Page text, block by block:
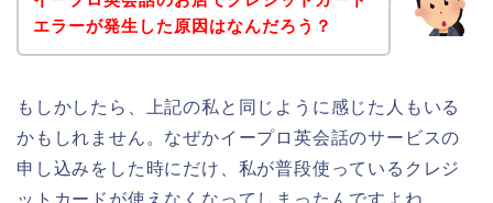
エラーが発生した原因はなんだろう？
もしかしたら、上記の私と同じように感じた人もいる
かもしれません。なぜかイープロ英会話のサービスの
申し込みをした時にだけ、私が普段使っているクレジ
ットカードが使えなくなってしまったんですよね。